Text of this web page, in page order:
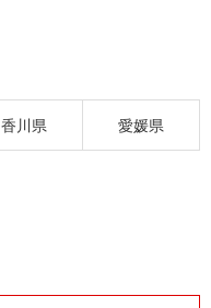
香川県 愛媛県